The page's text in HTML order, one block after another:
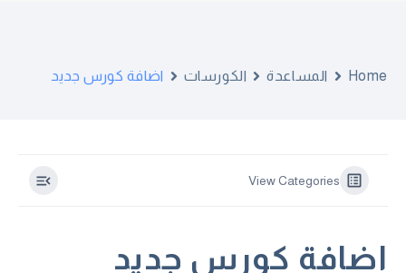
Home المساعدة الكورسات اضافة كورس جديد
View Categories
اضافة كورس جديد